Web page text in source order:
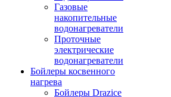
Газовые
накопительные
водонагреватели
Проточные
электрические
водонагреватели
Бойлеры косвенного
нагрева
Бойлеры Drazice